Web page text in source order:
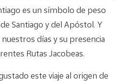
es un símbolo de peso
Santiago y del Apóstol. Y
días y su presencia
Rutas Jacobeas.
este viaje al origen de